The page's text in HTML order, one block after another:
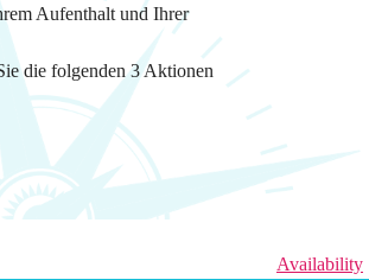
Aufenthalt und Ihrer
die folgenden 3 Aktionen
Availability